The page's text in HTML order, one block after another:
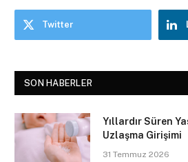
Twitter
SON HABERLER
Yıllardır Süren
Uzlaşma Girişimi
31 Temmuz 2026